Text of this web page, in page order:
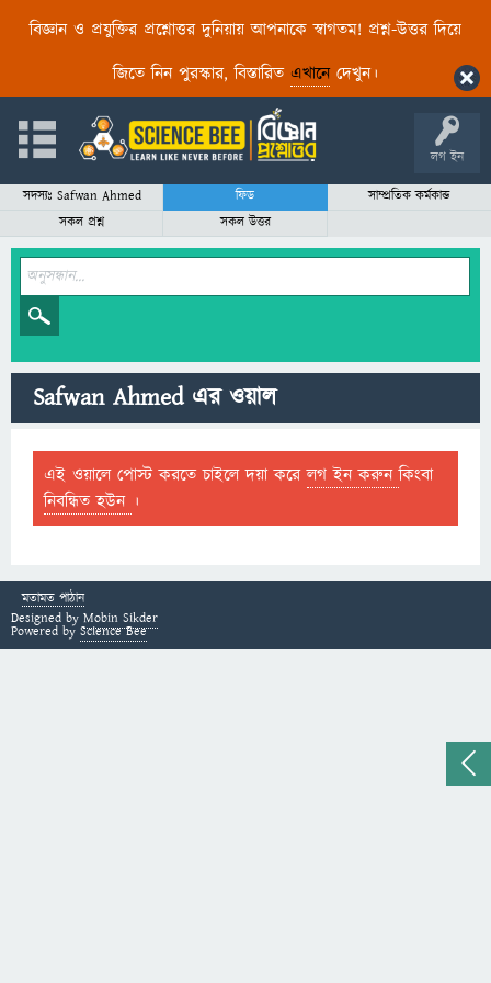
বিজ্ঞান ও প্রযুক্তির প্রশ্নোত্তর দুনিয়ায় আপনাকে স্বাগতম! প্রশ্ন-উত্তর দিয়ে
জিতে নিন পুরস্কার, বিস্তারিত এখানেদেখুন।
লগ ইন
সদস্যঃ Safwan Ahmed ফিড
সাম্প্রতিক কর্মকান্ড
সকল প্রশ্ন
সকল উত্তর
Safwan Ahmed এর ওয়াল
এই ওয়ালে পোস্ট করতে চাইলে দয়া করেলগ ইন করুনকিংবা
নিবন্ধিত হউন ।
মতামত পাঠান
Designed by Mobin Sikder
Powered by Science Bee